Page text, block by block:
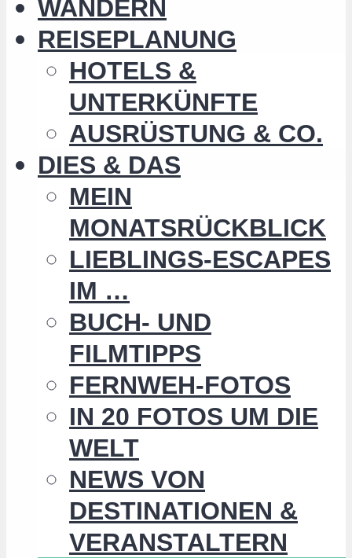
WANDERN
REISEPLANUNG
HOTELS &
UNTERKÜNFTE
AUSRÜSTUNG & CO.
DIES & DAS
MEIN
MONATSRÜCKBLICK
LIEBLINGS-ESCAPES
IM …
BUCH- UND
FILMTIPPS
FERNWEH-FOTOS
IN 20 FOTOS UM DIE
WELT
NEWS VON
DESTINATIONEN &
VERANSTALTERN